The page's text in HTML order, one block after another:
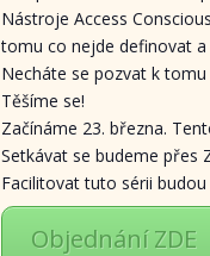
Nástroje Access
tomu co nejde definovat
Necháte se pozvat k
Těšíme se!
Začínáme 23. března.
Setkávat se budeme přes
Facilitovat tuto sérii budou
Objednání ZDE